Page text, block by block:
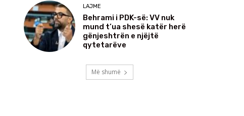
LAJME
Behrami i PDK-së: VV nuk
mund t’ua shesë katër herë
gënjeshtrën e njëjtë
qytetarëve
Më shumë